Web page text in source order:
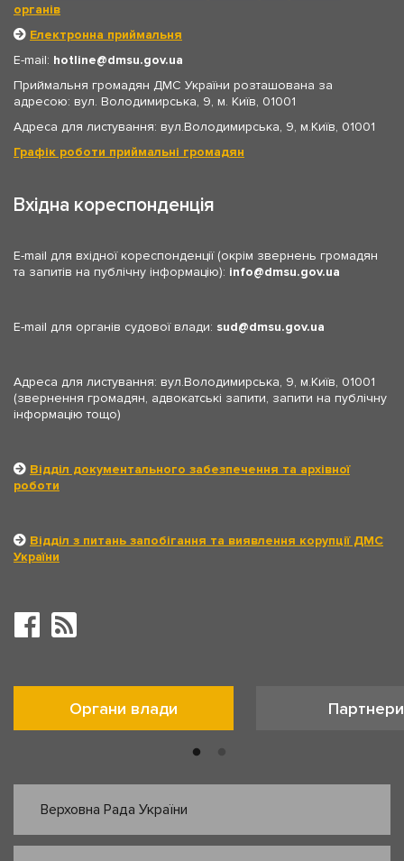
органів
Електронна приймальня
E-mail: hotline
dmsu.gov.ua
Приймальня громадян ДМС України розташована за
адресою: вул. Володимирська, 9, м. Київ, 01001
Адреса для листування: вул.Володимирська, 9, м.Київ, 01001
Графік роботи приймальні громадян
Вхідна кореспонденція
E-mail для вхідної кореспонденції (окрім звернень громадян
та запитів на публічну інформацію): info dmsu.gov.ua
E-mail для органів судової влади: sud dmsu.gov.ua
Адреса для листування: вул.Володимирська, 9, м.Київ, 01001
(звернення громадян, адвокатські запити, запити на публічну
інформацію тощо)
Відділ документального забезпечення та архівної
роботи
Відділ з питань запобігання та виявлення корупції ДМС
України
Органи влади Партнери
Верховна Рада України